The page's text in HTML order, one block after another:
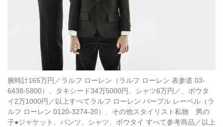
腕時計165万円／ラルフ ローレン（ラルフ ローレン 表参道 03-
6438-5800）、タキシード34万5000円、シャツ6万円／、ボウタ
イ2万1000円／以上すべてラルフ ローレン パープル レーベル（ラ
ルフ ローレン 0120-3274-20）、その他スタイリスト私物 男の
子●ジャケット、パンツ、シャツ、ボウタイ すべて参考商品／以上